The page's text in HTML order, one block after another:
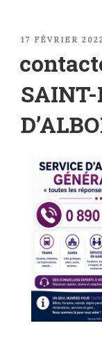
PUBLIÉ
17 FÉVRIER